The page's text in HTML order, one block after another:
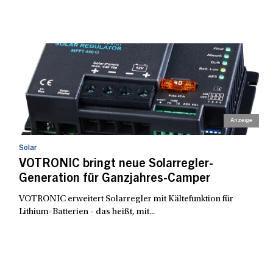
Solar
VOTRONIC bringt neue Solarregler-
Generation für Ganzjahres-Camper
VOTRONIC erweitert Solarregler mit Kältefunktion für
Lithium-Batterien - das heißt, mit...